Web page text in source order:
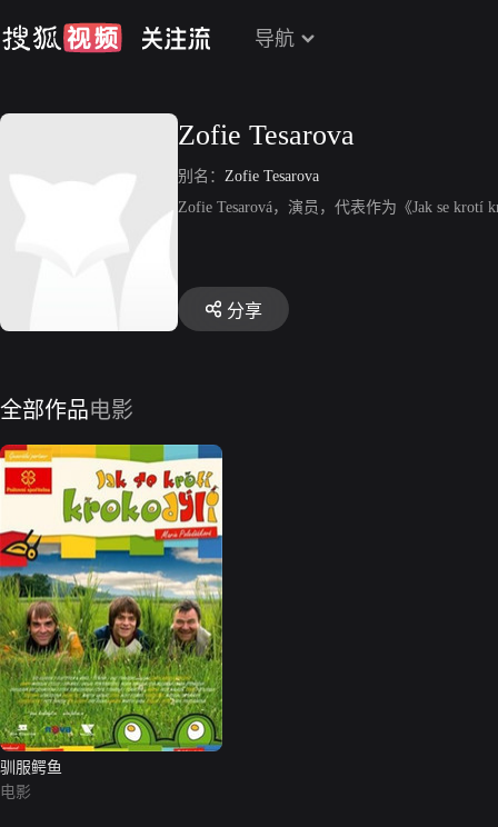
导航
Zofie Tesarova
别名： Zofie Tesarova
Zofie Tesarová，演员，代表作为《Jak se krotí
分享
全部作品电影
驯服鳄鱼
电影